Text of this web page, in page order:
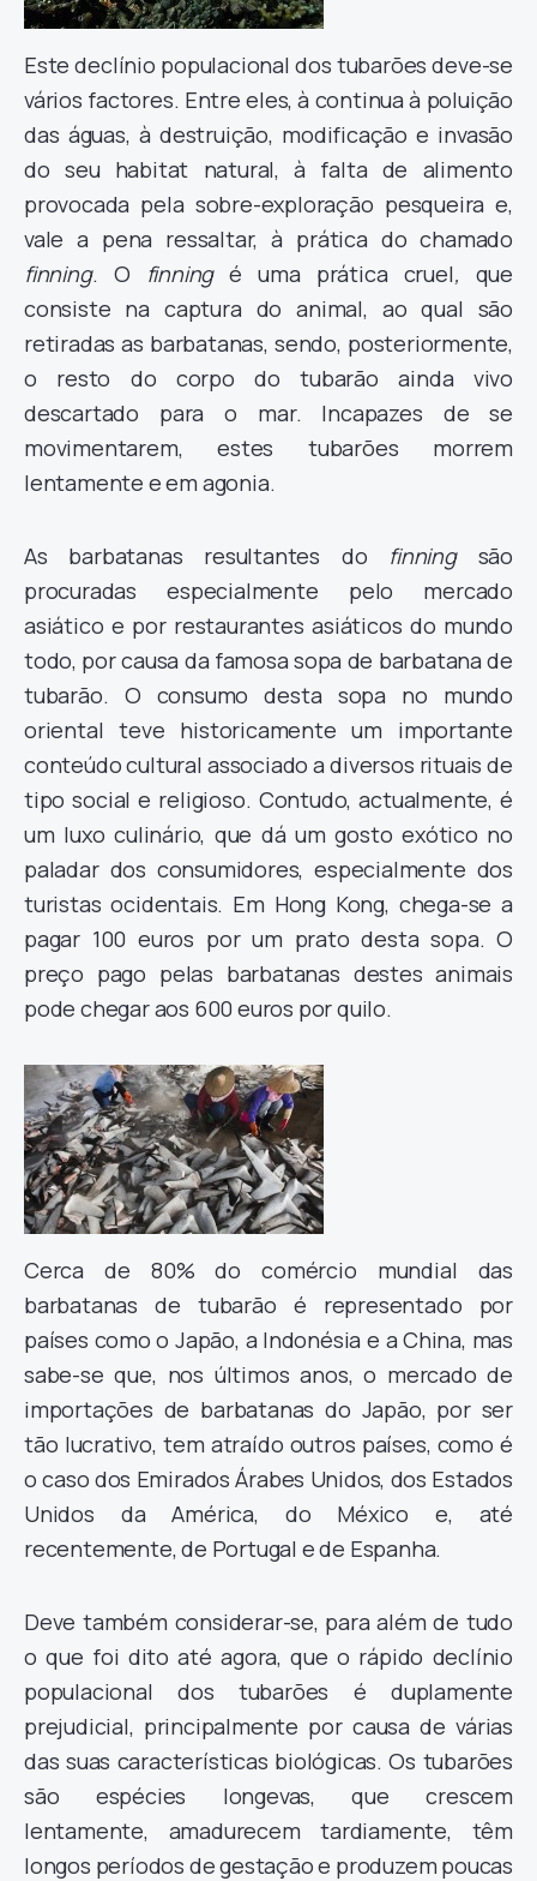
Este declínio populacional dos tubarões deve-se
vários factores. Entre eles, à continua à poluição
das águas, à destruição, modificação e invasão
do seu habitat natural, à falta de alimento
provocada pela sobre-exploração pesqueira e,
vale a pena ressaltar, à prática do chamado
finning. O finningé uma prática cruel, que
consiste na captura do animal, ao qual são
retiradas as barbatanas, sendo, posteriormente,
o resto do corpo do tubarão ainda vivo
descartado para o mar. Incapazes de se
movimentarem, estes tubarões morrem
lentamente e em agonia.
As barbatanas resultantes do finningsão
procuradas especialmente pelo mercado
asiático e por restaurantes asiáticos do mundo
todo, por causa da famosa sopa de barbatana de
tubarão. O consumo desta sopa no mundo
oriental teve historicamente um importante
conteúdo cultural associado a diversos rituais de
tipo social e religioso. Contudo, actualmente, é
um luxo culinário, que dá um gosto exótico no
paladar dos consumidores, especialmente dos
turistas ocidentais. Em Hong Kong, chega-se a
pagar 100 euros por um prato desta sopa. O
preço pago pelas barbatanas destes animais
pode chegar aos 600 euros por quilo.
Cerca de 80% do comércio mundial das
barbatanas de tubarão é representado por
países como o Japão, a Indonésia e a China, mas
sabe-se que, nos últimos anos, o mercado de
importações de barbatanas do Japão, por ser
tão lucrativo, tem atraído outros países, como é
o caso dos Emirados Árabes Unidos, dos Estados
Unidos da América, do México e, até
recentemente, de Portugal e de Espanha.
Deve também considerar-se, para além de tudo
o que foi dito até agora, que o rápido declínio
populacional dos tubarões é duplamente
prejudicial, principalmente por causa de várias
das suas características biológicas. Os tubarões
são espécies longevas, que crescem
lentamente, amadurecem tardiamente, têm
longos períodos de gestação e produzem poucas